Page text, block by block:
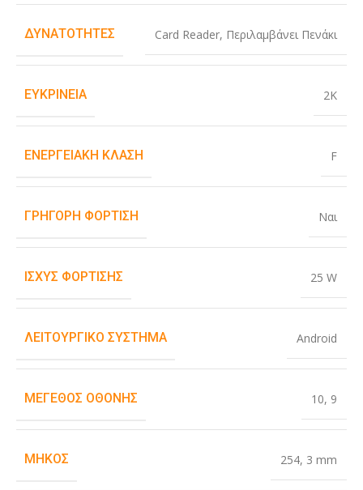
ΔΥΝΑΤΌΤΗΤΕΣ Card Reader, Περιλαμβάνει Πενάκι
ΕΥΚΡΊΝΕΙΑ 2K
ΕΝΕΡΓΕΙΑΚΉ ΚΛΆΣΗ F
ΓΡΉΓΟΡΗ ΦΌΡΤΙΣΗ Ναι
ΙΣΧΎΣ ΦΌΡΤΙΣΗΣ 25 W
ΛΕΙΤΟΥΡΓΙΚΌ ΣΎΣΤΗΜΑ Android
ΜΈΓΕΘΟΣ ΟΘΌΝΗΣ 10, 9
ΜΉΚΟΣ 254, 3 mm